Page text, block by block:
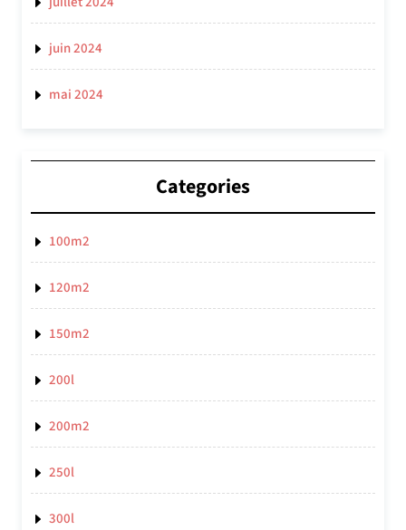
juin 2024
mai 2024
Categories
100m2
120m2
150m2
200l
200m2
250l
300l